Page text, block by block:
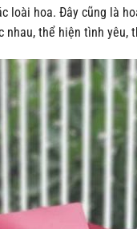
loài hoa. Đây cũng là
thể hiện tình yêu,